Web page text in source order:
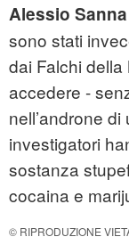
Alessio Sanna
sono stati
dai Falchi
accedere -
nell’androne
investigatori
sostanza
cocaina e
© RIPRODUZIONE